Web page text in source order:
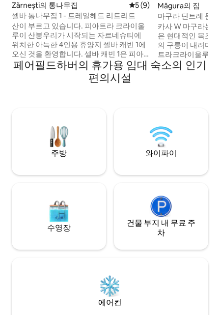
Zărnești의 통나무집 평점 5점(5점 만점), 후기 9
5 (9)
셀바 통나무집 1 - 트레일헤드 리트리트
산이 부르고 있습니다. 피아트라 크라이울
루이 산봉우리가 시작되는 자르네슈티에
위치한 아늑한 4인용 휴양지 셀바 캐빈 1에
오신 것을 환영합니다. 셀바 캐빈 1은 피아
트라 크라이울루이 산봉우리가 시작되는
곳에서 단 2km 거리에 있습니다. 신선한 산
공기를 마시며 일어나 아침 에스프레소를
컨, 바닥 난방, 스마트 TV, 바비큐 시설, 무료
주차장을 즐기세요. 모험을 시작해 보세요!
지금 예약하세요 - 어서 만나뵙기를 바래요!
Măgura의 집
마구라 딘트레 문
카사 W 마구라는
은 현대적인 목조
의 구릉이 내려다
트라크라이울루이
습니다. 저희 숙소는 브라쇼브, 드라큘라의
브란 성, 다양한 난
합니다.
페어필드하버의 휴가용 임대 숙소의 인기
편의시설
주방 와이파이
수영장
건물 부지 내 무료 주
차
에어컨